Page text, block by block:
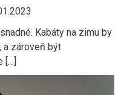
Kabáty na zimu by
a zároveň být
[…]